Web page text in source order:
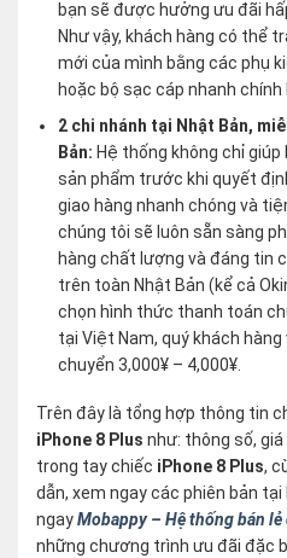
bạn sẽ được hưởng ưu đãi
Như vậy, khách hàng có thể
mới của mình bằng các phụ
hoặc bộ sạc cáp nhanh chính
2 chi nhánh tại Nhật Bản,
Bản: Hệ thống không chỉ
sản phẩm trước khi quyết
giao hàng nhanh chóng và
chúng tôi sẽ luôn sẵn sàng
hàng chất lượng và đáng tin
trên toàn Nhật Bản (kể cả
chọn hình thức thanh toán
tại Việt Nam, quý khách
chuyển 3,000¥ – 4,000¥.
Trên đây là tổng hợp thông tin
iPhone 8 Plus như: thông số,
trong tay chiếc iPhone 8 Plus,
dẫn, xem ngay các phiên bản tại
ngayMobappy – Hệ thống bán
những chương trình ưu đãi đặc